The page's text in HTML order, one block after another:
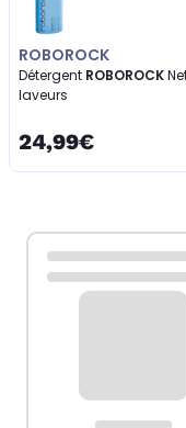
ROBOROCK
Détergent ROBOROCK
laveurs
24,99€